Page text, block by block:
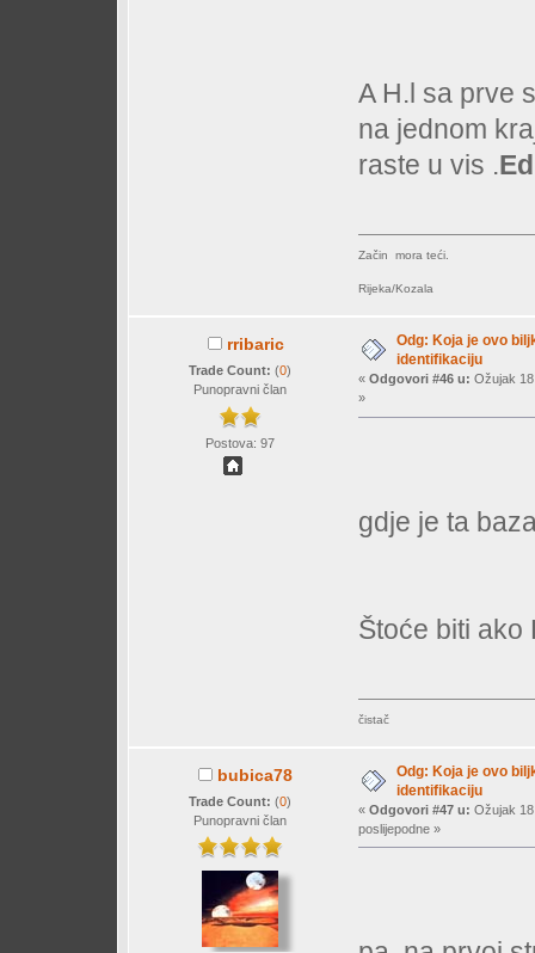
A H.l sa prve
na jednom
raste u vis .
Začin mora teći.
Rijeka/Kozala
rribaric
Trade Count: (0)
Punopravni član
Postova: 97
Odg: Koja je ovo
identifikaciju
« Odgovori #46 u: Ožujak
»
gdje je ta
Štoće biti ako
čistač
bubica78
Trade Count: (0)
Punopravni član
Odg: Koja je ovo
identifikaciju
« Odgovori #47 u: Ožujak
poslijepodne »